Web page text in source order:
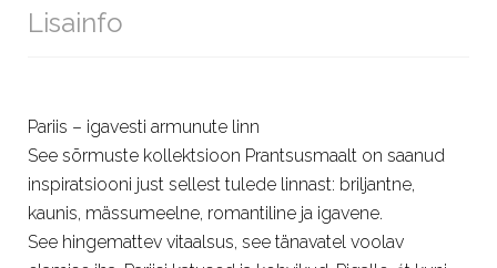
Lisainfo
Pariis – igavesti armunute linn
See sõrmuste kollektsioon Prantsusmaalt on saanud
inspiratsiooni just sellest tulede linnast: briljantne,
kaunis, mässumeelne, romantiline ja igavene.
See hingemattev vitaalsus, see tänavatel voolav